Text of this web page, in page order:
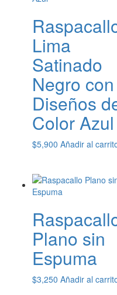
elegir
en
la
página
de
producto
Lima
Satinado
Negro con
Diseños
Color Azul
$5,900 Añadir al
Plano sin
Espuma
$3,250 Añadir al